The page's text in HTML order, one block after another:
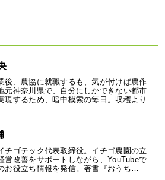
後、農協に就職するも、気が付けば農作
元神奈川県で、自分にしかできない都市
現するため、暗中模索の毎日。収穫より
チゴテック代表取締役。イチゴ農園の立
営改善をサポートしながら、YouTubeで
お役立ち情報を発信。著書『おうち…